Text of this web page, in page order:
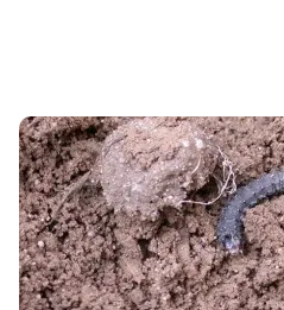
Noctuelles du maïs -
vers gris en début de
Les attaques de vers gris –
terricoles – peuvent engendrer
18 JUIN 2015